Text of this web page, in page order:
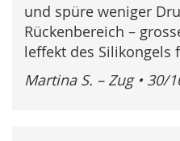
und spüre weniger
Rückenbereich –
leffekt des Silikongels
Martina S. – Zug • 30/